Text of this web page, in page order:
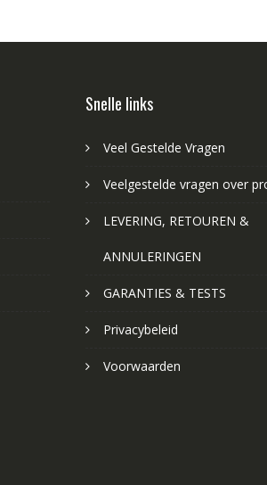
Snelle links
Veel Gestelde Vragen
Veelgestelde vragen over
LEVERING, RETOUREN &
ANNULERINGEN
GARANTIES & TESTS
Privacybeleid
Voorwaarden